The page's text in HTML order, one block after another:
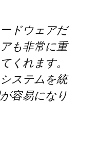
ドウェアだ
も非常に重
くれます。
ステムを統
容易になり